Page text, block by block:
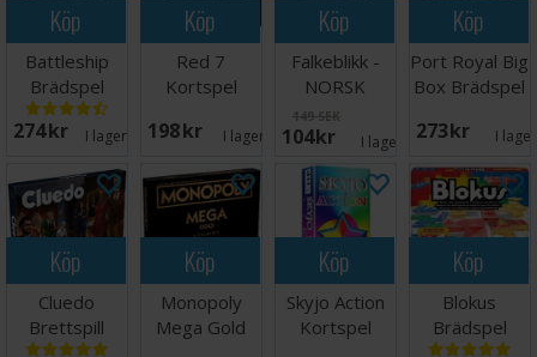
Köp
Battleship
Brädspel
274 SEK I lager: 20+
Köp
Red 7
Kortspel
198 SEK I lager: 18
Köp
Falkeblikk -
NORSK
149 SEK
104 SEK I lager: 2
Köp
Port Royal Big
Box Brädspel
273 SEK I
Köp
Cluedo
Brettspill
Köp
Monopoly
Mega Gold
Köp
Skyjo Action
Kortspel
Köp
Blokus
Brädspel